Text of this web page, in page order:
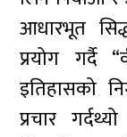
आधारभूत
प्रयोग
इतिहासको
प्रचार